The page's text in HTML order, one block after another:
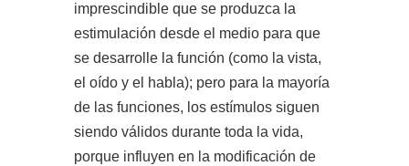
imprescindible que se produzca la
estimulación desde el medio para que
se desarrolle la función (como la vista,
el oído y el habla); pero para la mayoría
de las funciones, los estímulos siguen
siendo válidos durante toda la vida,
porque influyen en la modificación de